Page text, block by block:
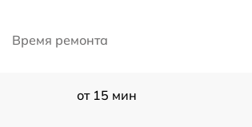
Время ремонта
от 15 мин